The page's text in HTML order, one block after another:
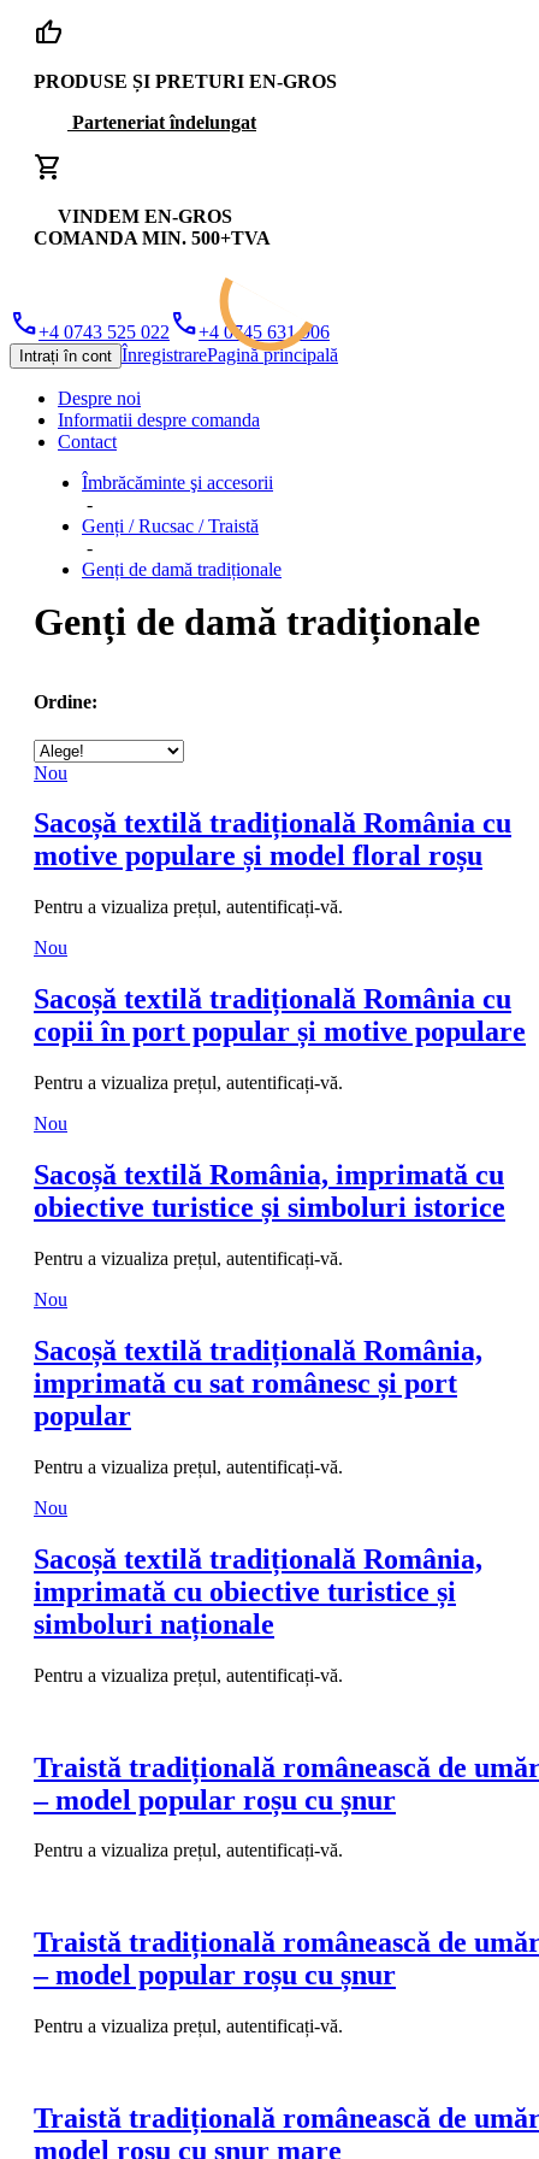
thumb_up
PRODUSE ȘI PRETURI EN-GROS
Parteneriat îndelungat
shopping_cart
VINDEM EN-GROS
COMANDA MIN. 500+TVA
phone+4 0743 525 022 phone+4 0745 631 906
Intrați în cont ÎnregistrarePagină principală
Despre noi
Informatii despre comanda
Contact
Îmbrăcăminte şi accesorii
-
Genți / Rucsac / Traistă
-
Genți de damă tradiționale
Genți de damă tradiționale
Ordine:
Nou
Sacoșă textilă tradițională România cu
motive populare și model floral roșu
Pentru a vizualiza prețul, autentificați-vă.
Nou
Sacoșă textilă tradițională România cu
copii în port popular și motive populare
Pentru a vizualiza prețul, autentificați-vă.
Nou
Sacoșă textilă România, imprimată cu
obiective turistice și simboluri istorice
Pentru a vizualiza prețul, autentificați-vă.
Nou
Sacoșă textilă tradițională România,
imprimată cu sat românesc și port
popular
Pentru a vizualiza prețul, autentificați-vă.
Nou
Sacoșă textilă tradițională România,
imprimată cu obiective turistice și
simboluri naționale
Pentru a vizualiza prețul, autentificați-vă.
Traistă tradițională românească de
– model popular roșu cu șnur
Pentru a vizualiza prețul, autentificați-vă.
Traistă tradițională românească de
– model popular roșu cu șnur
Pentru a vizualiza prețul, autentificați-vă.
Traistă tradițională românească de
model roșu cu șnur mare